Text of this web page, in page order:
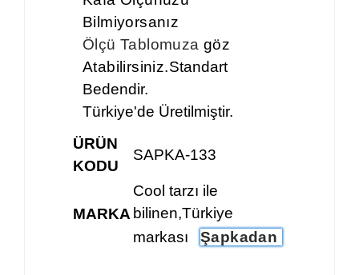
Bilmiyorsanız
Ölçü Tablomuza göz
Atabilirsiniz.Standart
Bedendir.
Türkiye'de Üretilmiştir.
ÜRÜN
KODU
SAPKA-133
MARKA
Cool tarzı ile
bilinen,Türkiye
markası
Şapkadan